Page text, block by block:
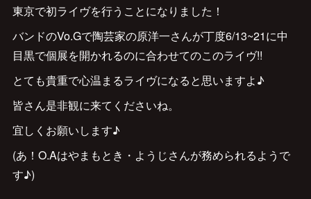
東京で初ライヴを行うことになりました！
バンドのVo.Gで陶芸家の原洋一さんが丁度6/13~21に中
目黒で個展を開かれるのに合わせてのこのライヴ!!
とても貴重で心温まるライヴになると思いますよ♪
皆さん是非観に来てくださいね。
宜しくお願いします♪
(あ！O.Aはやまもとき・ようじさんが務められるようで
す♪)